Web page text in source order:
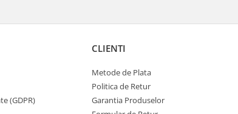
(GDPR)
CLIENTI
Metode de Plata
Politica de Retur
Garantia Produselor